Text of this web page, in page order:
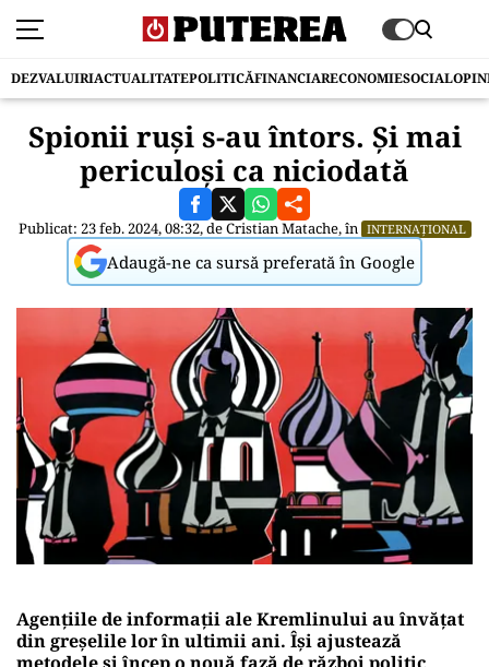
DEZVALUIRIACTUALITATEPOLITICĂFINANCIARECONOMIESOCIAL
Spionii ruși s-au întors. Și mai
periculoși ca niciodată
Publicat: 23 feb. 2024, 08:32, deCristian Matache, în INTERNAȚIONAL
Adaugă-ne ca sursă preferată în Google
Agențiile de informații ale Kremlinului au învățat
din greșelile lor în ultimii ani. Își ajustează